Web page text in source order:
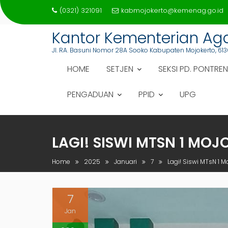
Skip
to
(0321) 321091 kabmojokerto@kemenag.go.id
Kantor Kementerian
Jl. RA. Basuni Nomor 28A Sooko Kabupaten Mojokerto,
HOME SETJEN SEKSI PD. PONTREN
PENGADUAN PPID UPG
LAGI! SISWI MTSN 1
Home 2025 Januari 7 Lagi! Siswi MTsN 1
7
Jan